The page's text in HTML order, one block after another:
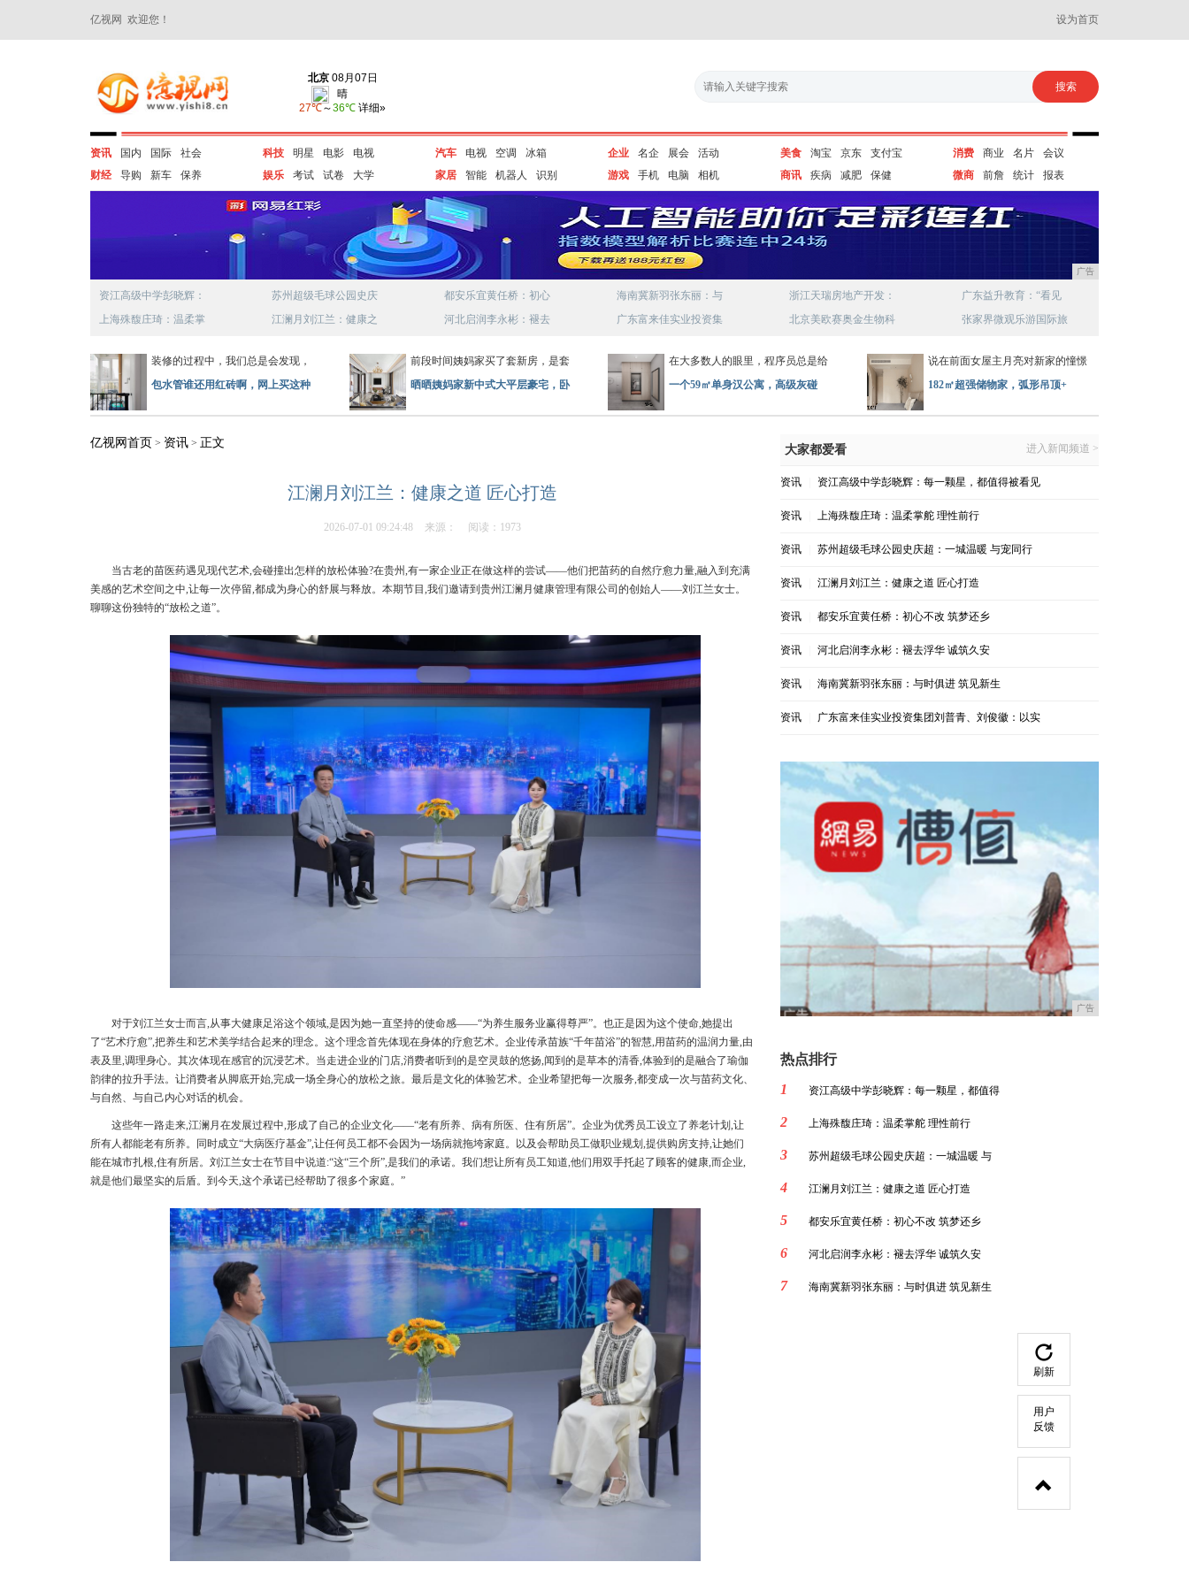
亿视网 欢迎您！ 设为首页
资讯 国内 国际
社会
财经
导购 新车 保养
科技 明星 电影
电视
娱乐
考试 试卷 大学
汽车 电视 空调
冰箱
家居
智能 机器人 识别
企业 名企 展会
活动
游戏
手机 电脑 相机
美食 淘宝 京东
支付宝
商讯
疾病 减肥 保健
消费 商业 名片
会议
微商
前詹 统计 报表
广告
资江高级中学彭晓辉：
上海殊馥庄琦：温柔掌
苏州超级毛球公园史庆
江澜月刘江兰：健康之
都安乐宜黄任桥：初心
河北启润李永彬：褪去
海南冀新羽张东丽：与
广东富来佳实业投资集
浙江天瑞房地产开发：
北京美欧赛奥金生物科
广东益升教育：“看见
张家界微观乐游国际旅
装修的过程中，我们总是会发现，
包水管谁还用红砖啊，网上买这种
前段时间姨妈家买了套新房，是套
晒晒姨妈家新中式大平层豪宅，卧
在大多数人的眼里，程序员总是给
一个59㎡单身汉公寓，高级灰碰
说在前面女屋主月亮对新家的憧憬
182㎡超强储物家，弧形吊顶+
亿视网首页 > 资讯 > 正文
江澜月刘江兰：健康之道 匠心打造
2026-07-01 09:24:48 来源： 阅读：1973
当古老的苗医药遇见现代艺术,会碰撞出怎样的放松体验?在贵州,有一家企业正在做这样的尝试——他们把苗药的自然疗愈力量,融入到充满
美感的艺术空间之中,让每一次停留,都成为身心的舒展与释放。本期节目,我们邀请到贵州江澜月健康管理有限公司的创始人——刘江兰女士。
聊聊这份独特的“放松之道”。
对于刘江兰女士而言,从事大健康足浴这个领域,是因为她一直坚持的使命感——“为养生服务业赢得尊严”。也正是因为这个使命,她提出
了“艺术疗愈”,把养生和艺术美学结合起来的理念。这个理念首先体现在身体的疗愈艺术。企业传承苗族“千年苗浴”的智慧,用苗药的温润力量,由
表及里,调理身心。其次体现在感官的沉浸艺术。当走进企业的门店,消费者听到的是空灵鼓的悠扬,闻到的是草本的清香,体验到的是融合了瑜伽
韵律的拉升手法。让消费者从脚底开始,完成一场全身心的放松之旅。最后是文化的体验艺术。企业希望把每一次服务,都变成一次与苗药文化、
与自然、与自己内心对话的机会。
这些年一路走来,江澜月在发展过程中,形成了自己的企业文化——“老有所养、病有所医、住有所居”。企业为优秀员工设立了养老计划,让
所有人都能老有所养。同时成立“大病医疗基金”,让任何员工都不会因为一场病就拖垮家庭。以及会帮助员工做职业规划,提供购房支持,让她们
能在城市扎根,住有所居。刘江兰女士在节目中说道:“这“三个所”,是我们的承诺。我们想让所有员工知道,他们用双手托起了顾客的健康,而企业,
就是他们最坚实的后盾。到今天,这个承诺已经帮助了很多个家庭。”
大家都爱看 进入新闻频道 >
资讯 资江高级中学彭晓辉：每一颗星，都值得被看见
资讯 上海殊馥庄琦：温柔掌舵 理性前行
资讯 苏州超级毛球公园史庆超：一城温暖 与宠同行
资讯 江澜月刘江兰：健康之道 匠心打造
资讯 都安乐宜黄任桥：初心不改 筑梦还乡
资讯 河北启润李永彬：褪去浮华 诚筑久安
资讯 海南冀新羽张东丽：与时俱进 筑见新生
资讯 广东富来佳实业投资集团刘普青、刘俊徽：以实
广告
热点排行
1
资江高级中学彭晓辉：每一颗星，都值得
2 上海殊馥庄琦：温柔掌舵 理性前行
3 苏州超级毛球公园史庆超：一城温暖 与
4 江澜月刘江兰：健康之道 匠心打造
5 都安乐宜黄任桥：初心不改 筑梦还乡
6 河北启润李永彬：褪去浮华 诚筑久安
7 海南冀新羽张东丽：与时俱进 筑见新生
刷新
用户
反馈